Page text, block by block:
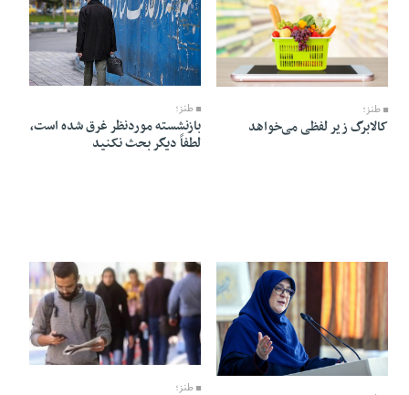
24 Khordad 1405 - 08:28
طنز؛
کالابرگ زیر لفظی می‌خواهد
23 Khordad 1405 - 07:01
طنز؛
بازنشسته موردنظر غرق شده است،
لطفاً دیگر بحث نکنید
14 Khordad 1405 - 07:33
14 Khordad 1405 - 07:30
طنز؛